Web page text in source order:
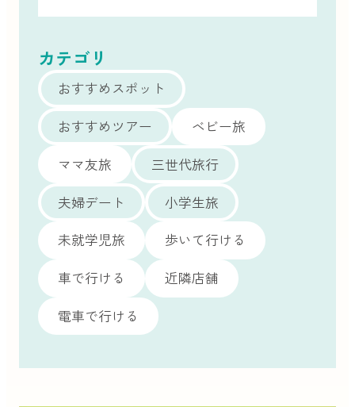
カテゴリ
おすすめスポット
おすすめツアー
ベビー旅
ママ友旅
三世代旅行
夫婦デート
小学生旅
未就学児旅
歩いて行ける
車で行ける
近隣店舗
電車で行ける